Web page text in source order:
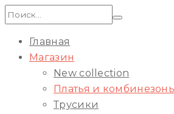
Искать:
Главная
Магазин
New collection
Платья и
Трусики